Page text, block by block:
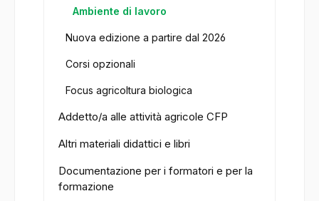
Ambiente di lavoro
Nuova edizione a partire dal 2026
Corsi opzionali
Focus agricoltura biologica
Addetto/a alle attività agricole CFP
Altri materiali didattici e libri
Documentazione per i formatori e per la
formazione